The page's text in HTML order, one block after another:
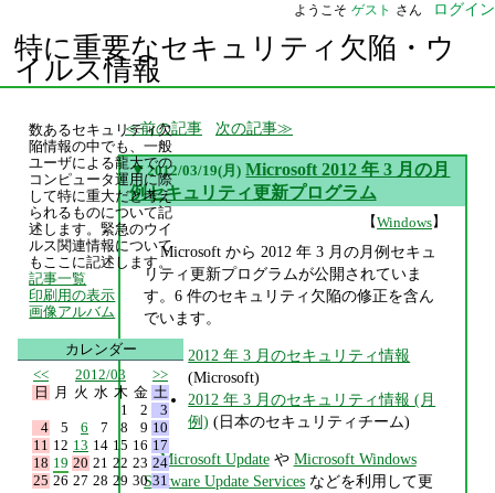
ようこそ ゲスト さん ログイン
特に重要なセキュリティ欠陥・ウ
イルス情報
前の記事 次の記事
▼ 2012/03/19(月) Microsoft 2012 年 3 月の月
例セキュリティ更新プログラム
【Windows】
Microsoft から 2012 年 3 月の月例セキュ
リティ更新プログラムが公開されていま
す。6 件のセキュリティ欠陥の修正を含ん
でいます。
2012 年 3 月のセキュリティ情報
(Microsoft)
2012 年 3 月のセキュリティ情報 (月
例) (日本のセキュリティチーム)
Microsoft Updateや Microsoft Windows
Software Update Services などを利用して更
数あるセキュリティ欠
陥情報の中でも、一般
ユーザによる龍大での
コンピュータ運用に際
して特に重大だと考え
られるものについて記
述します。緊急のウイ
ルス関連情報について
もここに記述します。
記事一覧
印刷用の表示
画像アルバム
カレンダー
<<
2012/03
>>
日
月 火 水 木 金 土
1
2
3
4
5 6 7 8 9 10
11 12 13 14 15 16 17
18 19 20 21 22 23 24
25 26 27 28 29 30 31